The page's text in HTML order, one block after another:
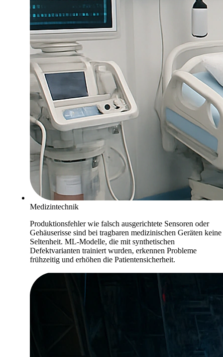
Medizintechnik
Produktionsfehler wie falsch ausgerichtete Sensoren oder
Gehäuserisse sind bei tragbaren medizinischen Geräten keine
Seltenheit. ML-Modelle, die mit synthetischen
Defektvarianten trainiert wurden, erkennen Probleme
frühzeitig und erhöhen die Patientensicherheit.